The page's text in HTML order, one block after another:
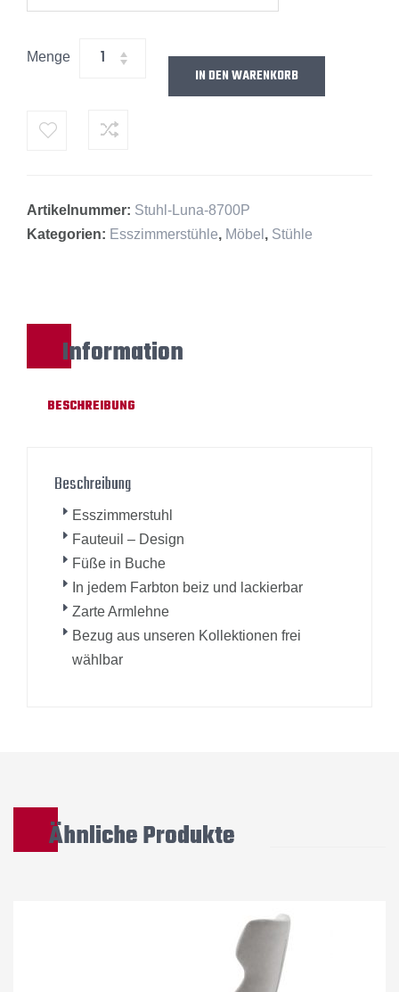
Menge
IN DEN WARENKORB
Artikelnummer: Stuhl-Luna-8700P
Kategorien: Esszimmerstühle, Möbel , Stühle
Information
BESCHREIBUNG
Beschreibung
Esszimmerstuhl
Fauteuil – Design
Füße in Buche
In jedem Farbton beiz und lackierbar
Zarte Armlehne
Bezug aus unseren Kollektionen frei
wählbar
Ähnliche Produkte